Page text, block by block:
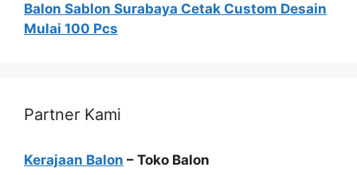
Balon Sablon Surabaya Cetak Custom Desain
Mulai 100 Pcs
Partner Kami
Kerajaan Balon – Toko Balon